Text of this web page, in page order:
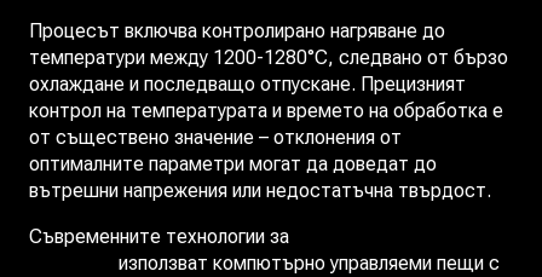
Процесът включва контролирано нагряване до
температури между 1200-1280°C, следвано от бързо
охлаждане и последващо отпускане. Прецизният
контрол на температурата и времето на обработка е
от съществено значение – отклонения от
оптималните параметри могат да доведат до
вътрешни напрежения или недостатъчна твърдост.
Съвременните технологии за
използват компютърно управляеми пещи с